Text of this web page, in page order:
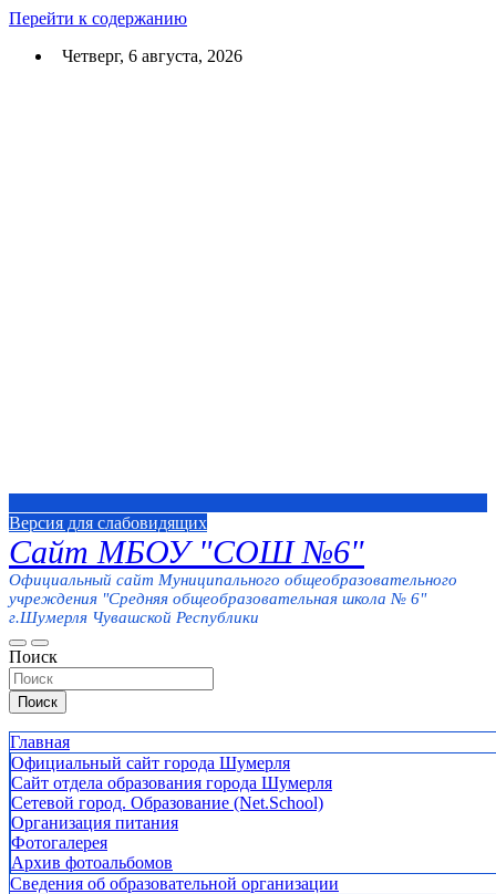
Перейти к содержанию
Четверг, 6 августа, 2026
Версия для слабовидящих
Сайт МБОУ "СОШ №6"
Официальный сайт Муниципального общеобразовательного
учреждения "Средняя общеобразовательная школа № 6"
г.Шумерля Чувашской Республики
Поиск
Поиск
Главная
Официальный сайт города Шумерля
Сайт отдела образования города Шумерля
Сетевой город. Образование (Net.School)
Организация питания
Фотогалерея
Архив фотоальбомов
Сведения об образовательной организации